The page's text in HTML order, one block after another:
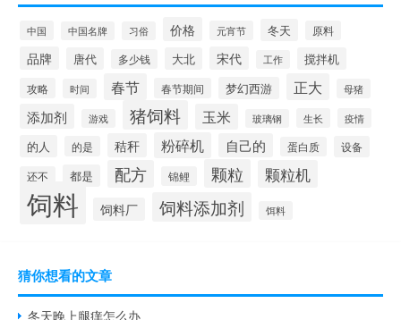
中国 中国名牌 习俗 价格 元宵节 冬天 原料
品牌 唐代 多少钱 大北 宋代 工作 搅拌机
攻略 时间 春节 春节期间 梦幻西游 正大 母猪
添加剂 游戏 猪饲料 玉米 玻璃钢 生长 疫情
的人 的是 秸秆 粉碎机 自己的 蛋白质 设备
还不 都是 配方 锦鲤 颗粒 颗粒机
饲料 饲料厂 饲料添加剂 饵料
猜你想看的文章
冬天晚上腿痒怎么办